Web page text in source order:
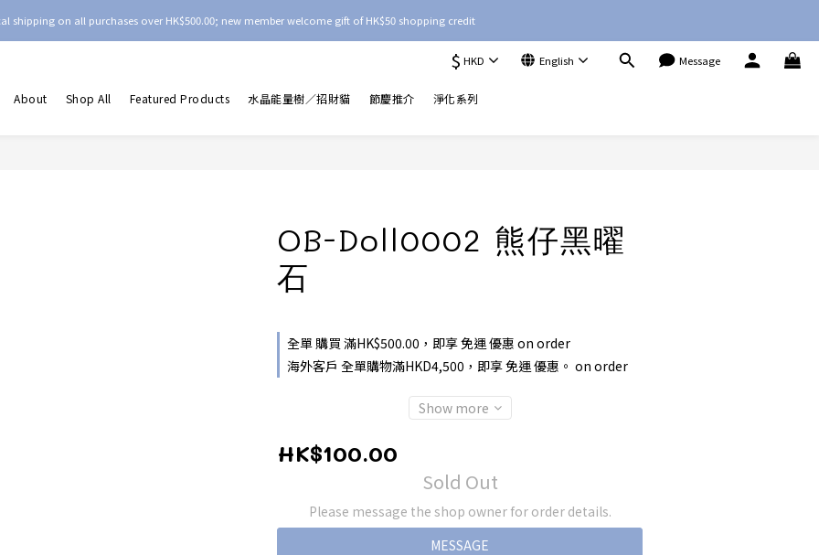
shipping on all purchases over HK$500.00; new member welcome gift of HK$50 shopping credit
$ HKD English Message
About Shop All Featured Products 水晶能量樹／招財貓 節慶推介 淨化系列
OB-Doll0002 熊仔黑曜
石
全單 購買 滿HK$500.00，即享 免運 優惠 on order
海外客戶 全單購物滿HKD4,500，即享 免運 優惠。 on order
Show more
HK$100.00
Sold Out
Please message the shop owner for order details.
MESSAGE